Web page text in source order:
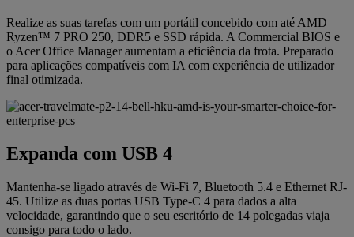
Realize as suas tarefas com um portátil concebido com até AMD
Ryzen™ 7 PRO 250, DDR5 e SSD rápida. A Commercial BIOS e
o Acer Office Manager aumentam a eficiência da frota. Preparado
para aplicações compatíveis com IA com experiência de utilizador
final otimizada.
Expanda com USB 4
Mantenha-se ligado através de Wi-Fi 7, Bluetooth 5.4 e Ethernet RJ-
45. Utilize as duas portas USB Type-C 4 para dados a alta
velocidade, garantindo que o seu escritório de 14 polegadas viaja
consigo para todo o lado.